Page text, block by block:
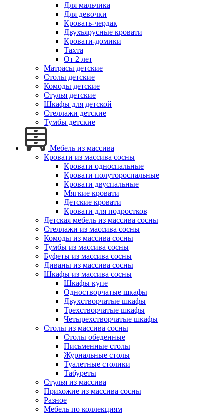
Для мальчика
Для девочки
Кровать-чердак
Двухъярусные кровати
Кровати-домики
Тахта
От 2 лет
Матрасы детские
Столы детские
Комоды детские
Стулья детские
Шкафы для детской
Стеллажи детские
Тумбы детские
Мебель из массива
Кровати из массива сосны
Кровати односпальные
Кровати полутороспальные
Кровати двуспальные
Мягкие кровати
Детские кровати
Кровати для подростков
Детская мебель из массива сосны
Стеллажи из массива сосны
Комоды из массива сосны
Тумбы из массива сосны
Буфеты из массива сосны
Диваны из массива сосны
Шкафы из массива сосны
Шкафы купе
Одностворчатые шкафы
Двухстворчатые шкафы
Трехстворчатые шкафы
Четырехстворчатые шкафы
Столы из массива сосны
Столы обеденные
Письменные столы
Журнальные столы
Туалетные столики
Табуреты
Стулья из массива
Прихожие из массива сосны
Разное
Мебель по коллекциям